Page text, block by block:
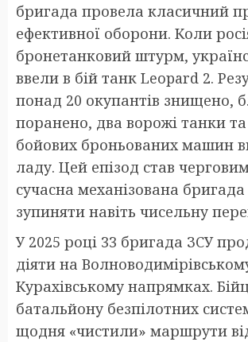
бригада провела класичний
ефективної оборони. Коли
бронетанковий штурм,
ввели в бій танк Leopard 2.
понад 20 окупантів знищено,
поранено, два ворожі танки та
бойових броньованих машин
ладу. Цей епізод став
сучасна механізована
зупиняти навіть чисельну
У 2025 році 33 бригада ЗСУ
діяти на
Курахівському напрямках.
батальйону безпілотних
щодня «чистили» маршрути